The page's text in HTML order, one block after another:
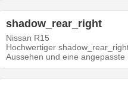
shadow_rear_right
Nissan R15
Hochwertiger
Aussehen und eine angepasste